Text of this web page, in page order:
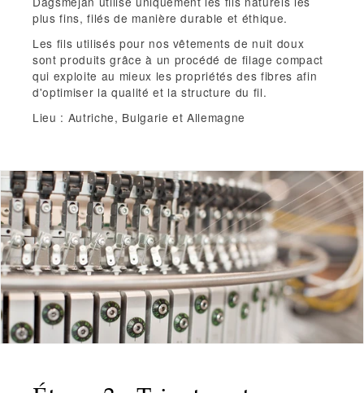
plus fins, filés de manière durable et éthique.
Les fils utilisés pour nos vêtements de nuit doux
sont produits grâce à un procédé de filage compact
qui exploite au mieux les propriétés des fibres afin
d'optimiser la qualité et la structure du fil.
Lieu : Autriche, Bulgarie et Allemagne